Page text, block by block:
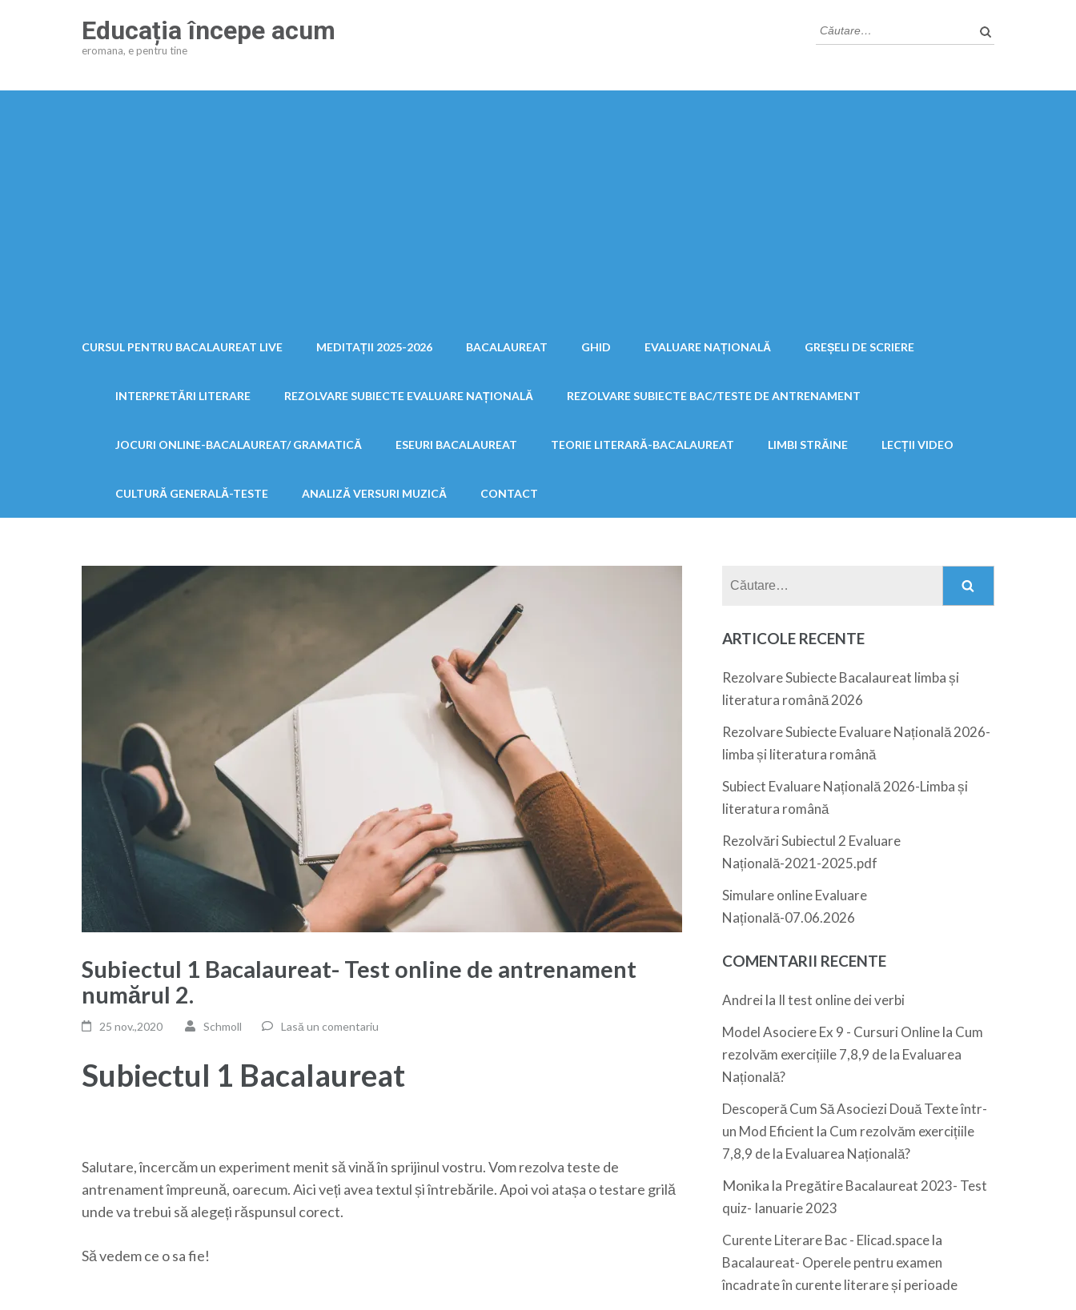
Educația începe acum
eromana, e pentru tine
Caută
după:
CURSUL PENTRU BACALAUREAT LIVE MEDITAȚII 2025-2026 BACALAUREAT GHID EVALUARE NAȚIONALĂ GREȘELI DE SCRIERE
INTERPRETĂRI LITERARE REZOLVARE SUBIECTE EVALUARE NAȚIONALĂ REZOLVARE SUBIECTE BAC/TESTE DE ANTRENAMENT
JOCURI ONLINE-BACALAUREAT/ GRAMATICĂ ESEURI BACALAUREAT TEORIE LITERARĂ-BACALAUREAT LIMBI STRĂINE LECȚII VIDEO
CULTURĂ GENERALĂ-TESTE ANALIZĂ VERSURI MUZICĂ CONTACT
Subiectul 1 Bacalaureat- Test online de antrenament
numărul 2.
25 nov.,2020 Schmoll Lasă un comentariu
Subiectul 1 Bacalaureat
Salutare, încercăm un experiment menit să vină în sprijinul vostru. Vom rezolva teste de
antrenament împreună, oarecum. Aici veți avea textul și întrebările. Apoi voi atașa o testare grilă
unde va trebui să alegeți răspunsul corect.
Să vedem ce o sa fie!
Caută
ARTICOLE RECENTE
Rezolvare Subiecte Bacalaureat limba și
literatura română 2026
Rezolvare Subiecte Evaluare Națională 2026-
limba și literatura română
Subiect Evaluare Națională 2026-Limba și
literatura română
Rezolvări Subiectul 2 Evaluare
Națională-2021-2025.pdf
Simulare online Evaluare
Națională-07.06.2026
COMENTARII RECENTE
Andrei la Il test online dei verbi
Model Asociere Ex 9 - Cursuri Onlinela Cum
rezolvăm exercițiile 7,8,9 de la Evaluarea
Națională?
Descoperă Cum Să Asociezi Două Texte într-
un Mod Eficient la Cum rezolvăm exercițiile
7,8,9 de la Evaluarea Națională?
Monika la Pregătire Bacalaureat 2023- Test
quiz- Ianuarie 2023
Curente Literare Bac - Elicad.spacela
Bacalaureat- Operele pentru examen
încadrate în curente literare și perioade